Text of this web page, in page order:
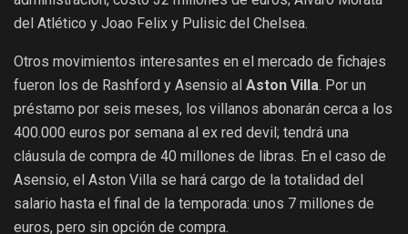
del Atlético y Joao Felix y Pulisic del Chelsea.
Otros movimientos interesantes en el mercado de fichajes
fueron los de Rashford y Asensio al Aston Villa. Por un
préstamo por seis meses, los villanos abonarán cerca a los
400.000 euros por semana al ex red devil; tendrá una
cláusula de compra de 40 millones de libras. En el caso de
Asensio, el Aston Villa se hará cargo de la totalidad del
salario hasta el final de la temporada: unos 7 millones de
euros, pero sin opción de compra.